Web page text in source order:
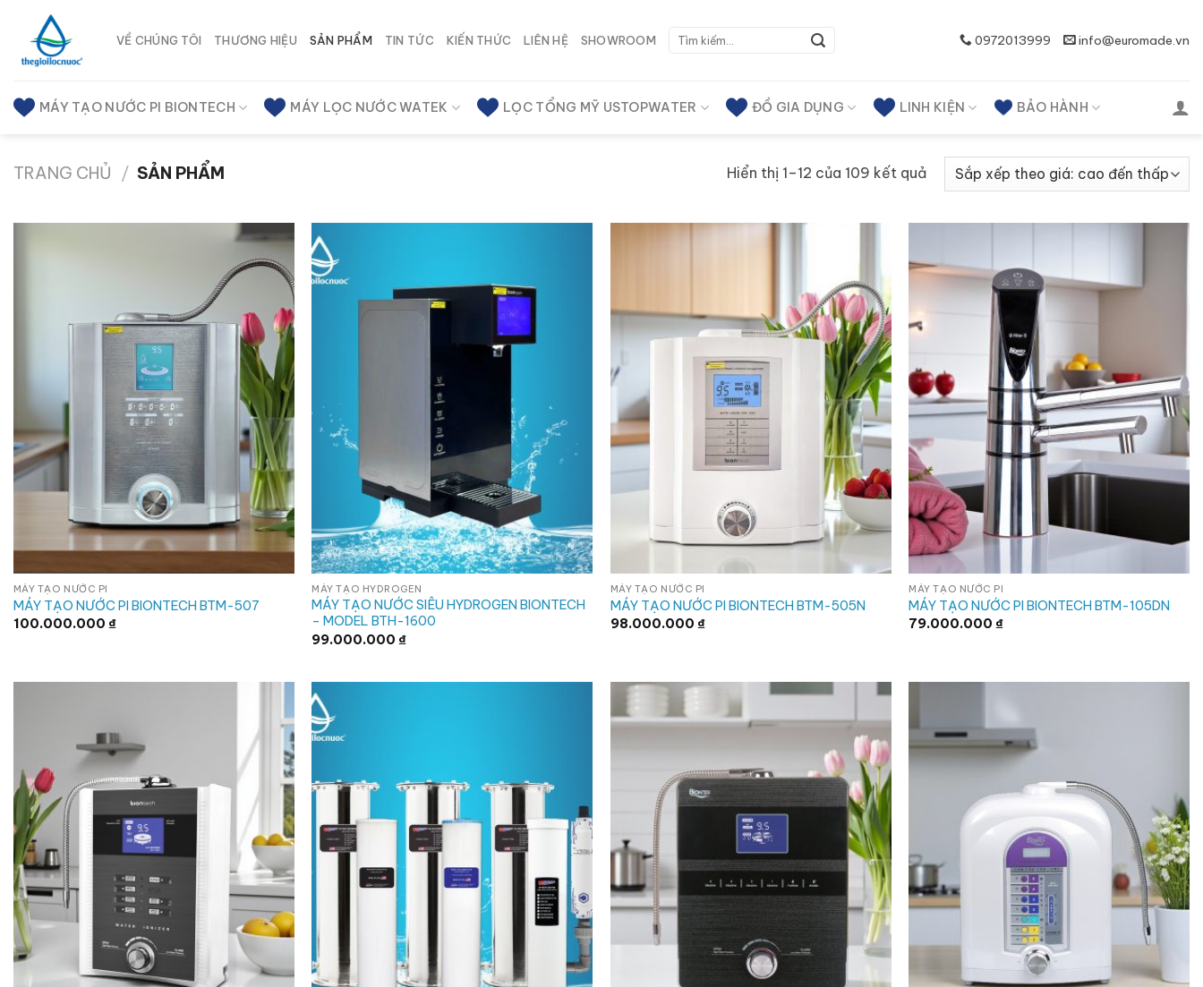
Chuyển
VỀ CHÚNG TÔI THƯƠNG HIỆU SẢN PHẨM TIN TỨC KIẾN THỨC LIÊN HỆ SHOWROOM
Tìm
0972013999 info@euromade.vn
MÁY TẠO NƯỚC PI BIONTECH MÁY LỌC NƯỚC WATEK LỌC TỔNG MỸ USTOPWATER ĐỒ GIA DỤNG LINH KIỆN BẢO HÀNH
TRANG CHỦ / SẢN PHẨM Hiển thị 1–12 của 109 kết quả
MÁY TẠO NƯỚC PI
MÁY TẠO NƯỚC PI BIONTECH BTM-507
100.000.000 ₫
MÁY TẠO HYDROGEN
MÁY TẠO NƯỚC SIÊU HYDROGEN BIONTECH
– MODEL BTH-1600
99.000.000₫
MÁY TẠO NƯỚC PI
MÁY TẠO NƯỚC PI BIONTECH BTM-505N
98.000.000 ₫
MÁY TẠO NƯỚC PI
MÁY TẠO NƯỚC PI BIONTECH BTM-105DN
79.000.000₫